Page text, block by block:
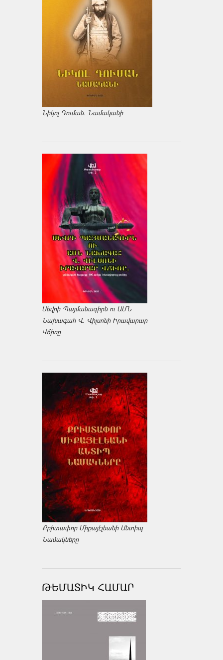
Նիկոլ Դուման. Նամականի
Սեվրի Պայմանագիրն ու ԱՄՆ
Նախագահ Վ. Վիլսոնի Իրավարար
Վճիռը
Քրիտափոր Միքայէլեանի Անտիպ
Նամակները
ԹԵՄԱՏԻԿ ՀԱՄԱՐ